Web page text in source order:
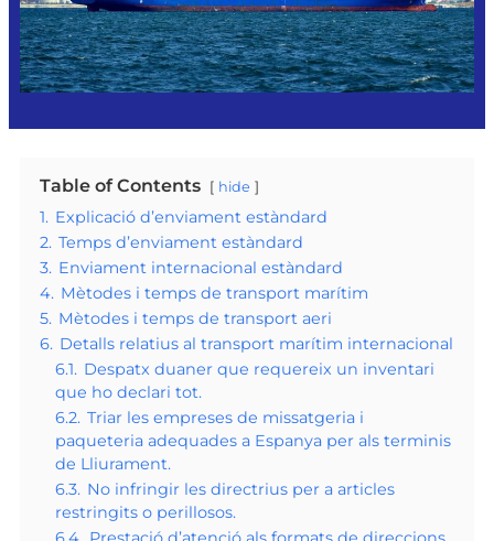
Table of Contents hide
1. Explicació d’enviament estàndard
2. Temps d’enviament estàndard
3. Enviament internacional estàndard
4. Mètodes i temps de transport marítim
5. Mètodes i temps de transport aeri
6. Detalls relatius al transport marítim internacional
6.1. Despatx duaner que requereix un inventari
que ho declari tot.
6.2. Triar les empreses de missatgeria i
paqueteria adequades a Espanya per als terminis
de Lliurament.
6.3. No infringir les directrius per a articles
restringits o perillosos.